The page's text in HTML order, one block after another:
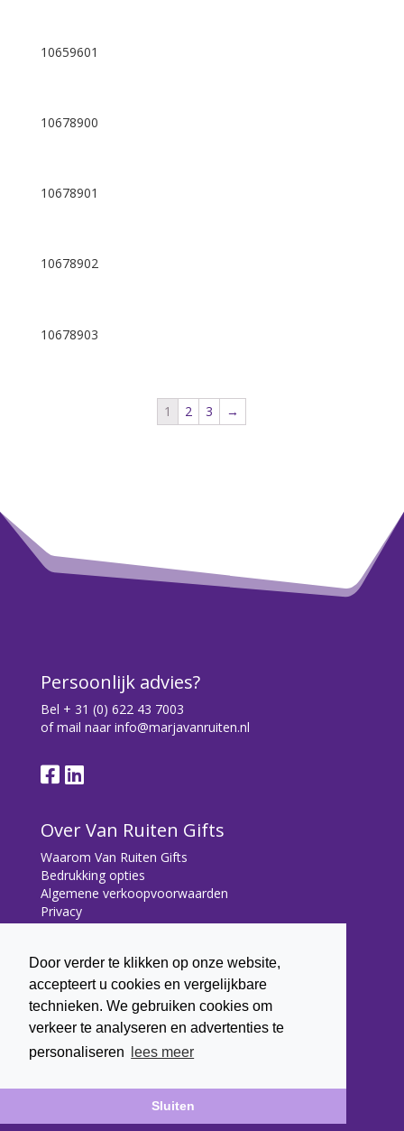
Door verder te klikken op onze website,
accepteert u cookies en vergelijkbare
technieken. We gebruiken cookies om
verkeer te analyseren en advertenties te
personaliseren
lees meer
Sluiten
10659601
10678900
10678901
10678902
10678903
1 2 3 →
Persoonlijk advies?
Bel + 31 (0) 622 43 7003
of mail naar info@marjavanruiten.nl
Over Van Ruiten Gifts
Waarom Van Ruiten Gifts
Bedrukking opties
Algemene verkoopvoorwaarden
Privacy
Contact
Contact
Bryonialaan 5
3233 VA Oostvoorne
+31 (0) 6 22 43 7003
info@marjavanruiten.nl